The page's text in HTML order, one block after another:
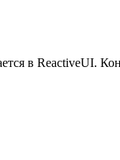
в ReactiveUI.